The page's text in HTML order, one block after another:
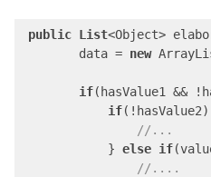
public List<Object>
        data =
new
if(hasValue1 &&
if
//...
            }
else if
//....